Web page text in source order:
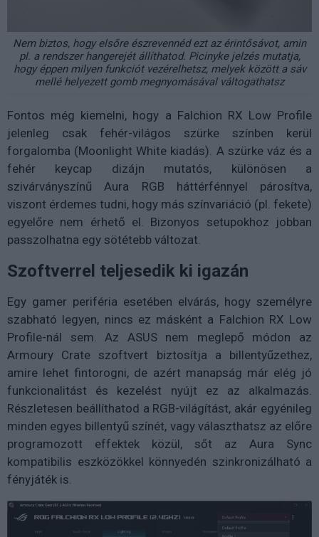
Nem biztos, hogy elsőre észrevennéd ezt az érintősávot, amin
pl. a rendszer hangerejét állíthatod. Picinyke jelzés mutatja,
hogy éppen milyen funkciót vezérelhetsz, melyek között a sáv
mellé helyezett gomb megnyomásával váltogathatsz
Fontos még kiemelni, hogy a Falchion RX Low Profile
jelenleg csak fehér-világos szürke színben kerül
forgalomba (Moonlight White kiadás). A szürke váz és a
fehér keycap dizájn mutatós, különösen a
szivárványszínű Aura RGB háttérfénnyel párosítva,
viszont érdemes tudni, hogy más színvariáció (pl. fekete)
egyelőre nem érhető el. Bizonyos setupokhoz jobban
passzolhatna egy sötétebb változat.
Szoftverrel teljesedik ki igazán
Egy gamer periféria esetében elvárás, hogy személyre
szabható legyen, nincs ez másként a Falchion RX Low
Profile-nál sem. Az ASUS nem meglepő módon az
Armoury Crate szoftvert biztosítja a billentyűzethez,
amire lehet fintorogni, de azért manapság már elég jó
funkcionalitást és kezelést nyújt ez az alkalmazás.
Részletesen beállíthatod a RGB-világítást, akár egyénileg
minden egyes billentyű színét, vagy választhatsz az előre
programozott effektek közül, sőt az Aura Sync
kompatibilis eszközökkel könnyedén szinkronizálható a
fényjáték is.